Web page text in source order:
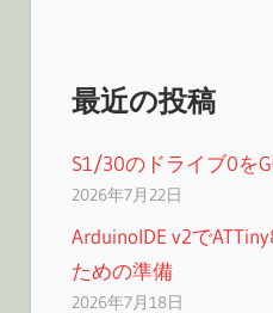
最近の投稿
S1/30のドライブ0を
2026年7月22日
ArduinoIDE v2で
ための準備
2026年7月18日